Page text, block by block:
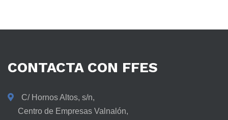
CONTACTA CON FFES
C/ Hornos Altos, s/n,
Centro de Empresas Valnalón,